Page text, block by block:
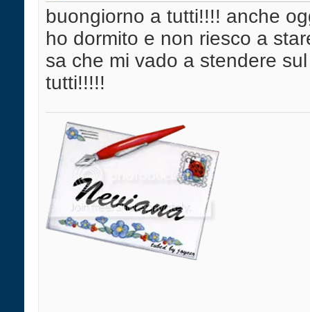
buongiorno a tutti!!!! anche
ho dormito e non riesco a
sa che mi vado a stendere
tutti!!!!!